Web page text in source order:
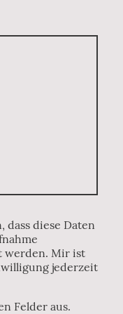
dass diese Daten
werden. Mir ist
jederzeit
Felder aus.